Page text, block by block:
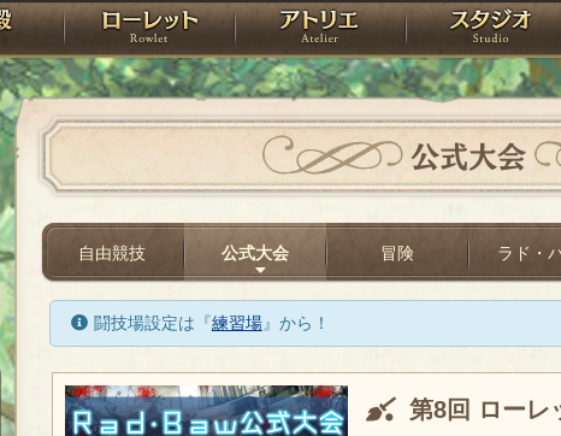
PandoraPartyProject
神殿 ローレット アトリエ
公式大会
自由競技 公式大会 冒険 ラド・
闘技場設定は『練習場』から！
第8回 ローレ